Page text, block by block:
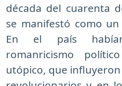
década del cuarenta
se manifestó como
En el país
romanricismo
utópico, que